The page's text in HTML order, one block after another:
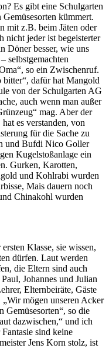
Es gibt eine Schulgarten
kümmert.
mit z.B. beim Jäten oder
nicht jeder ist begeisterter
Döner besser, wie uns
selbstgemachten
so ein Zwischenruf.
bitter“, dafür hat Mangold
von der Schulgarten AG
auch wenn man außer
mag. Aber der
es verstanden, von
für die Sache zu
und Bufdi Nico Goller
Kugelstoßanlage ein
Gurken, Karotten,
und Kohlrabi wurden
Mais dauern noch
Chinakohl wurden
Klasse, sie wissen,
dürfen. Laut werden
die Eltern sind auch
Johannes und Julian
Elternbeiräte, Gäste
mögen unseren Acker
Gemüsesorten“, so die
dazwischen,“ und ich
sind keine
Jens Korn stolz, ist